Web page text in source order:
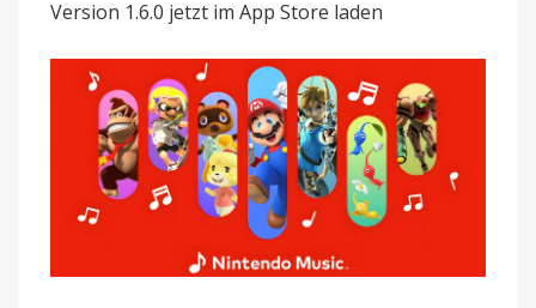
Unterstützung
Version 1.6.0 jetzt im App Store laden